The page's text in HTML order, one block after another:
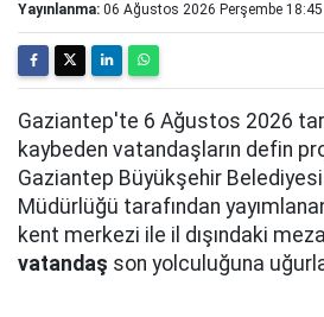
Yayınlanma: 06 Ağustos 2026 Perşembe 18:45
Gaziantep'te 6 Ağustos 2026
kaybeden vatandaşların defin
Gaziantep Büyükşehir
Müdürlüğü tarafından
kent merkezi ile il dışındaki
vatandaş son yolculuğuna